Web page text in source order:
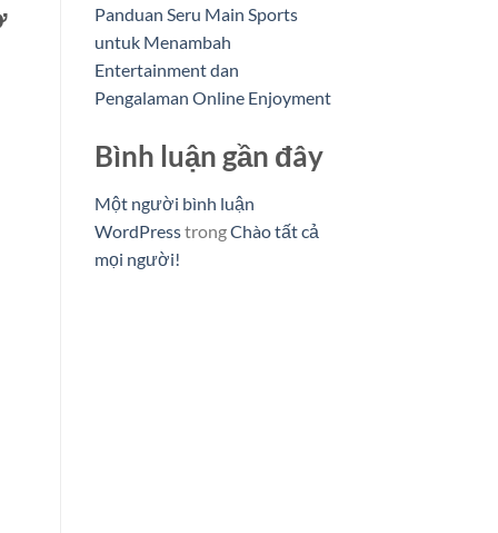
Panduan Seru Main Sports
untuk Menambah
Entertainment dan
Pengalaman Online Enjoyment
Bình luận gần đây
Một người bình luận
WordPresstrongChào tất cả
mọi người!